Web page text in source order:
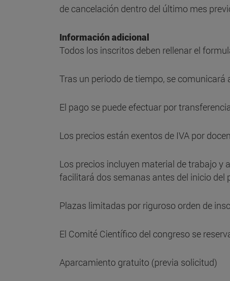
de cancelación dentro del último mes
Información adicional
Todos los inscritos deben rellenar el
Tras un periodo de tiempo, se
El pago se puede efectuar por
Los precios están exentos de IVA por
Los precios incluyen material de trabajo y
facilitará dos semanas antes del inicio del
Plazas limitadas por riguroso orden de
El Comité Científico del congreso se
Aparcamiento gratuito (previa solicitud)